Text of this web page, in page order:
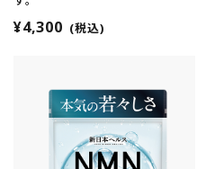
¥4,300 (税込)